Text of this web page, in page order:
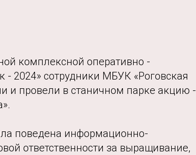
комплексной оперативно -
2024» сотрудники МБУК «Роговская
и провели в станичном парке акцию -
поведена информационно-
ответственности за выращивание,